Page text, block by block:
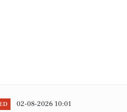
02-08-2026 10:01